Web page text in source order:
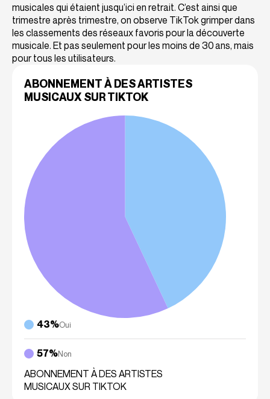
musicales qui étaient jusqu’ici en retrait. C’est ainsi que
trimestre après trimestre, on observe TikTok grimper dans
les classements des réseaux favoris pour la découverte
musicale. Et pas seulement pour les moins de 30 ans, mais
pour tous les utilisateurs.
ABONNEMENT À DES ARTISTES
MUSICAUX SUR TIKTOK
43%Oui
57%Non
ABONNEMENT À DES ARTISTES
MUSICAUX SUR TIKTOK